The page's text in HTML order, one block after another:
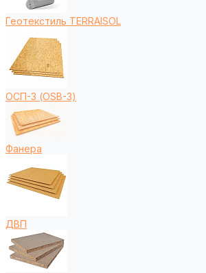
Геотекстиль TERRAISOL
ОСП-3 (OSB-3)
Фанера
ДВП